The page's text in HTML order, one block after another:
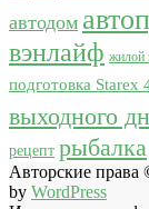
автодом
вэнлайф жилой
подготовка Starex
выходного
рецепт рыбалка
Авторские права
by WordPress